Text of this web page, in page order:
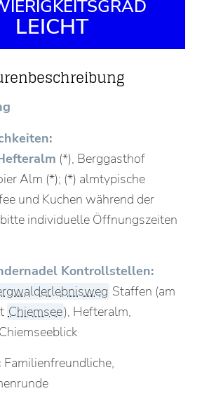
LEICHT
(*), Berggasthof
Alm (*); (*) almtypische
und Kuchen während der
individuelle Öffnungszeiten
Kontrollstellen:
Staffen (am
Chiemsee), Hefteralm,
Familienfreundliche,